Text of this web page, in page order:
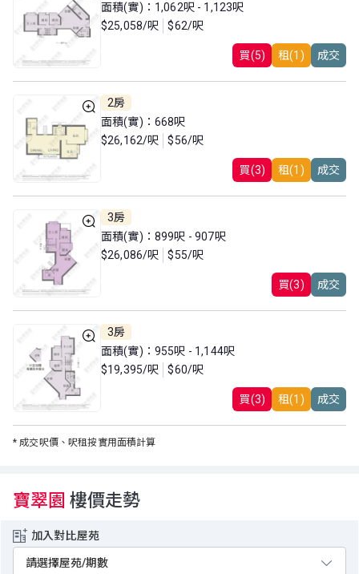
面積(實)：1,062呎 - 1,123呎
$25,058/呎
$62/呎
買(5) 租(1) 成交
2房
面積(實)：668呎
$26,162/呎
$56/呎
買(3) 租(1) 成交
3房
面積(實)：899呎 - 907呎
$26,086/呎
$55/呎
買(3) 成交
3房
面積(實)：955呎 - 1,144呎
$19,395/呎
$60/呎
買(3) 租(1) 成交
* 成交呎價、呎租按實用面積計算
寶翠園 樓價走勢
加入對比屋苑